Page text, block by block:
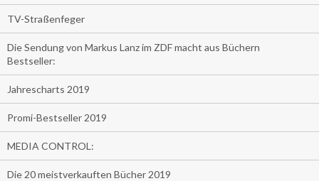
TV-Straßenfeger
Die Sendung von Markus Lanz im ZDF macht aus Büchern
Bestseller:
Jahrescharts 2019
Promi-Bestseller 2019
MEDIA CONTROL:
Die 20 meistverkauften Bücher 2019